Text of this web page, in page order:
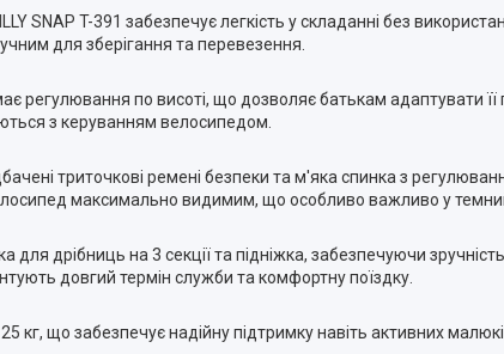
SNAP T-391 забезпечує легкість у складанні без
для зберігання та перевезення.
регулювання по висоті, що дозволяє батькам адаптувати її
з керуванням велосипедом.
триточкові ремені безпеки та м'яка спинка з
максимально видимим, що особливо важливо у
дрібниць на 3 секції та підніжка, забезпечуючи зручність
довгий термін служби та комфортну поїздку.
що забезпечує надійну підтримку навіть активних